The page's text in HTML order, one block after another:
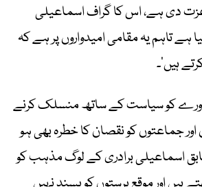
دی ہے، اس کا گراف اسماعیلی
ہے تاہم یہ مقامی امیدواروں پر ہے کہ
ہیں‘۔
دورے کو سیاست کے ساتھ منسلک کرنے
جماعتوں کو نقصان کا خطرہ بھی ہو
اسماعیلی برادری کے لوگ مذہب کو